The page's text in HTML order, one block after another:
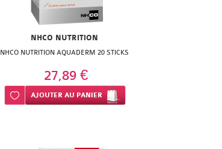
NHCO NUTRITION
NHCO NUTRITION AQUADERM 20 STICKS
27,89 €
Ajouter à ma liste d’envie
AJOUTER AU PANIER